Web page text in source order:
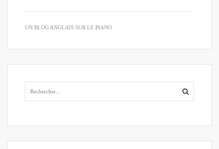
UN BLOG ANGLAIS SUR LE PIANO